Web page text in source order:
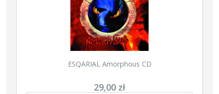
ESQARIAL Amorphous CD
29,00 zł